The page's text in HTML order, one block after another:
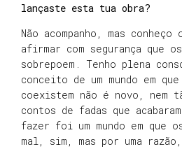
lançaste esta tua obra?
Não acompanho, mas
afirmar com segurança que
sobrepoem. Tenho plena
conceito de um mundo em
coexistem não é novo, nem
contos de fadas que
fazer foi um mundo em que
mal, sim, mas por uma